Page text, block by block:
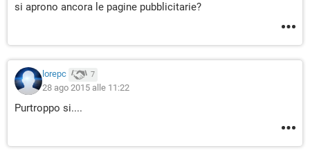
si aprono ancora le pagine pubblicitarie?
lorepc 7
28 ago 2015 alle 11:22
Purtroppo si....